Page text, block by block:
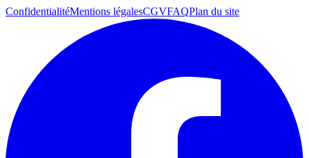
ConfidentialitéMentions légalesCGVFAQPlan du site